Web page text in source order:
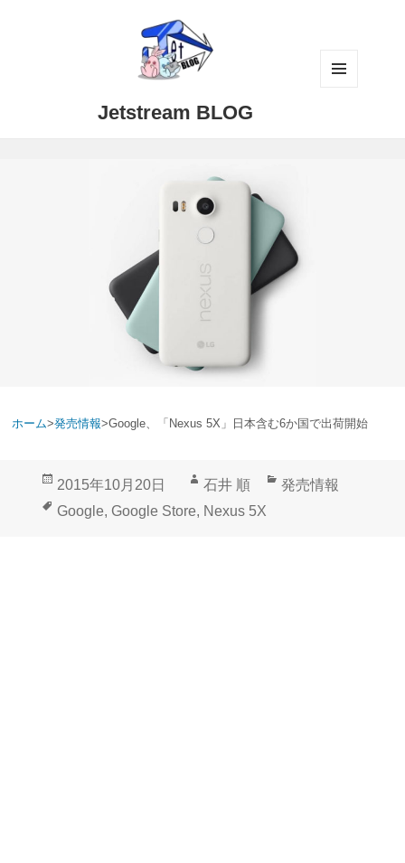
Jetstream BLOG
ホーム>発売情報>Google、「Nexus 5X」日本含む6か国で出荷開始
投
稿
2015年10月20日
作
成
石井 順
カ
発売情報
タ
Google, Google Store, Nexus 5X